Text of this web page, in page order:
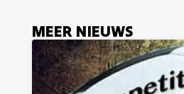
MEER NIEUWS